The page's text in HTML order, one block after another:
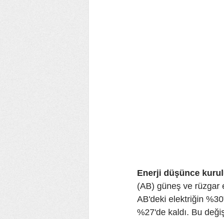
Enerji düşünce
(AB) güneş ve rüzgar
AB'deki elektriğin
%27'de kaldı. Bu